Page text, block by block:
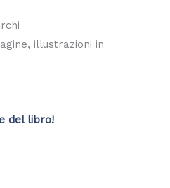
illustrazioni in
del libro!